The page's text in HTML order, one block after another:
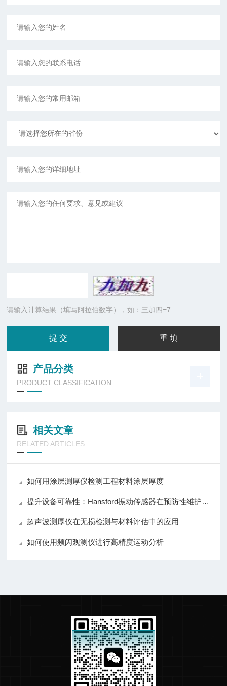
请输入计算结果（填写阿拉伯数字），如：三加四=7
产品分类
PRODUCT CLASSIFICATION
相关文章
RELATED ARTICLES
如何用涂层测厚仪检测工程材料涂层厚度
提升设备可靠性：Hansford振动传感器在预防性维护中的应用
超声波测厚仪在无损检测与材料评估中的应用
如何使用频闪观测仪进行高精度运动分析